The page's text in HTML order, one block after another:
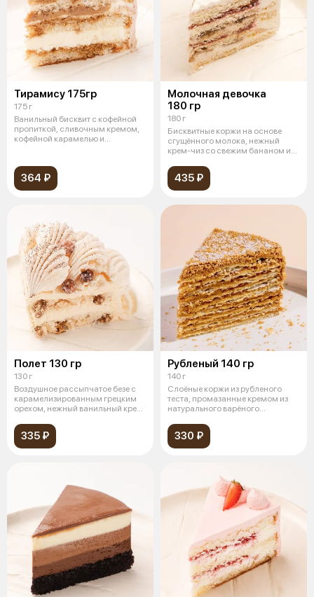
Тирамису 175гр
175 г
Ванильный бисквит с кофейной
пропиткой, сливочным кремом,
кофейной карамелью и
364 ₽
Молочная девочка
180 гр
180 г
Бисквитные коржи на основе
сгущённого молока, нежный
крем-чиз со свежим бананом и
435 ₽
Полет 130 гр
130 г
Воздушное рассыпчатое безе с
карамелизированным грецким
орехом, нежный ванильный крем
335 ₽
Рубленый 140 гр
140 г
Слоёные коржи из рубленого
теста, промазанные кремом из
натурального варёного
330 ₽